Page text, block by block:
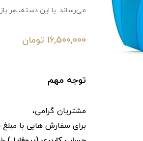
می‌رساند. با این دسته، هر
16,500,000 تومان
توجه مهم
مشتریان گرامی،
برای سفارش‌ هایی با مبلغ